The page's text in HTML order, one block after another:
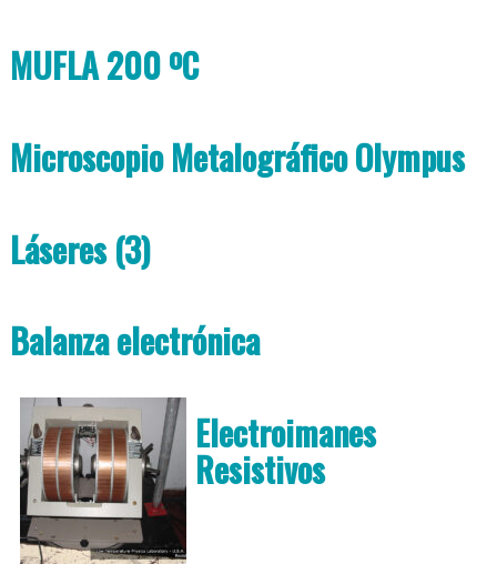
MUFLA 200 ºC
Microscopio Metalográfico Olympus
Láseres (3)
Balanza electrónica
Electroimanes
Resistivos